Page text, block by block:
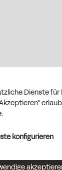
Dienste für
konfigurieren